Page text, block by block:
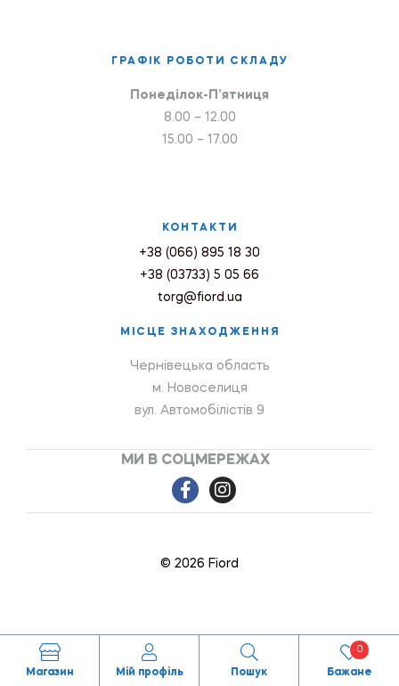
ГРАФІК РОБОТИ СКЛАДУ
Понеділок-П’ятниця
8.00 – 12.00
15.00 – 17.00
КОНТАКТИ
+38 (066) 895 18 30
+38 (03733) 5 05 66
torg@fiord.ua
МІСЦЕ ЗНАХОДЖЕННЯ
Чернівецька область
м. Новоселиця
вул. Автомобілістів 9
МИ В СОЦМЕРЕЖАХ
© 2026 Fiord
Магазин Мій профіль Пошук Бажане
0